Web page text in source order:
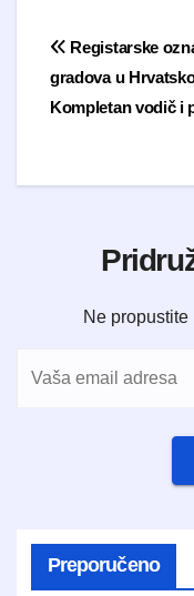
Registarske
gradova u
Kompletan vodič i
Ne
Preporučeno